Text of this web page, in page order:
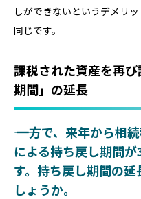
しができないというデメリ
同じです。
課税された資産を再
期間」の延長
―― 一方で、来年から
による持ち戻し期間
す。持ち戻し期間の
しょうか。